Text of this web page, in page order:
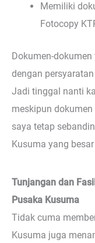
Memiliki
Fotocopy
Dokumen-
dengan
Jadi tinggal nanti
meskipun
saya tetap
Kusuma yang
Tunjangan dan
Pusaka Kusuma
Tidak cuma
Kusuma juga